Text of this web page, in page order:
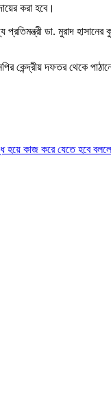
করা হবে।
ডা. মুরাদ
দফতর থেকে
হয়ে কাজ করে যেতে হবে